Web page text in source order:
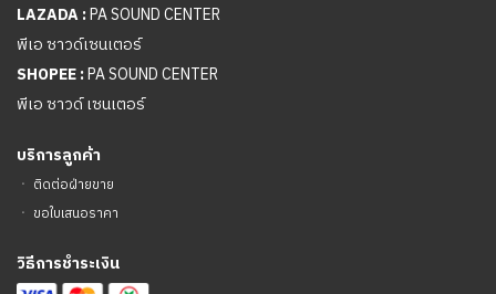
LAZADA :PA SOUND CENTER
พีเอ ซาวด์เซนเตอร์
SHOPEE :PA SOUND CENTER
พีเอ ซาวด์ เซนเตอร์
บริการลูกค้า
ㆍ ติดต่อฝ่ายขาย
ㆍ ขอใบเสนอราคา
วิธีการชำระเงิน